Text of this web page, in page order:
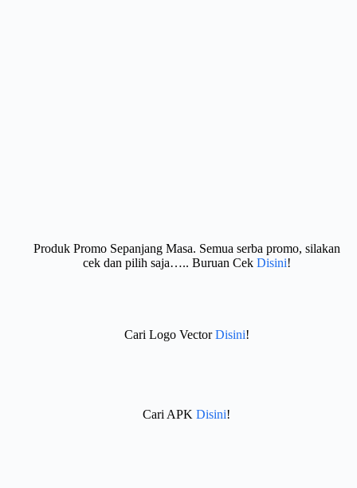
Produk Promo Sepanjang Masa. Semua serba promo, silakan
cek dan pilih saja….. Buruan Cek Disini!
Cari Logo VectorDisini!
Cari APK Disini!